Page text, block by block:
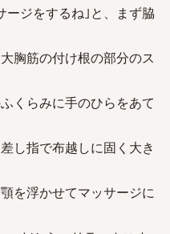
ージをするね｣と、まず脇
胸筋の付け根の部分のス
くらみに手のひらをあて
し指で布越しに固く大き
を浮かせてマッサージに